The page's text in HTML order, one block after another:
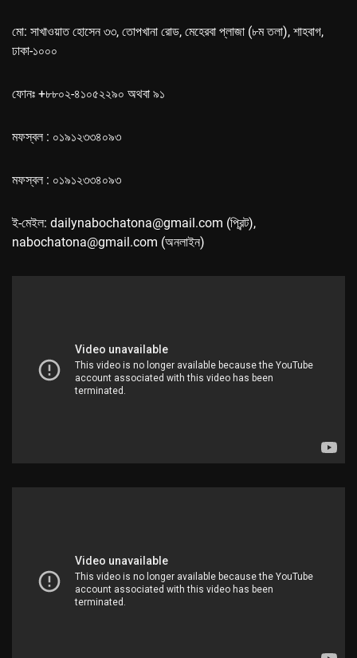
মো: সাখাওয়াত হোসেন ৩৩, তোপখানা রোড, মেহেরবা প্লাজা (৮ম তলা), শাহবাগ,
ঢাকা-১০০০
ফোনঃ +৮৮০২-৪১০৫২২৯০ অথবা ৯১
মফস্বল : ০১৯১২৩৩৪০৯৩
মফস্বল : ০১৯১২৩৩৪০৯৩
ই-মেইল: dailynabochatona@gmail.com (প্রিন্ট),
nabochatona@gmail.com (অনলাইন)